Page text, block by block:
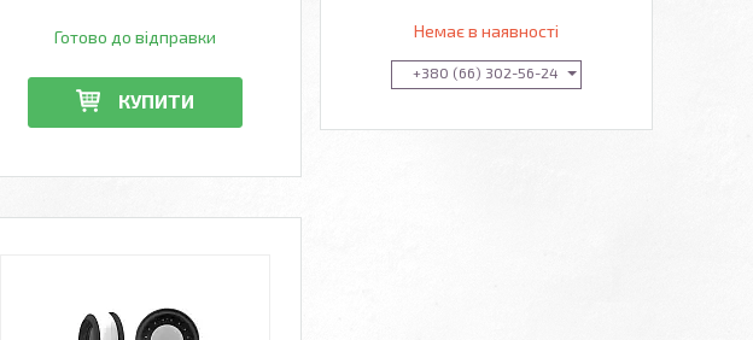
Готово до відправки
КУПИТИ
Немає в наявності
+380 (66) 302-56-24